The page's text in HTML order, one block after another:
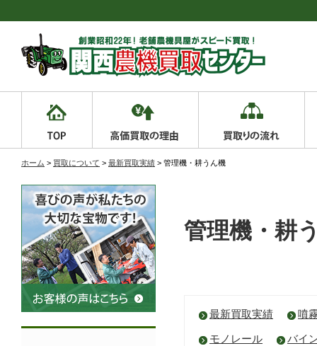
ホーム > 買取について > 最新買取実績 > 管理機・耕うん機
管理機・耕
最新買取実績 噴
モノレール バイ